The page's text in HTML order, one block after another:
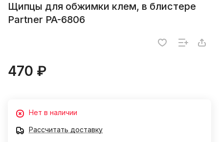
Щипцы для обжимки клем, в блистере
Partner PA-6806
470 ₽
Нет в наличии
Рассчитать доставку